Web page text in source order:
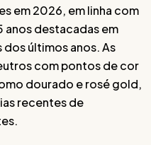
em 2026, em linha com
anos destacadas em
últimos anos. As
com pontos de cor
dourado e rosé gold,
recentes de